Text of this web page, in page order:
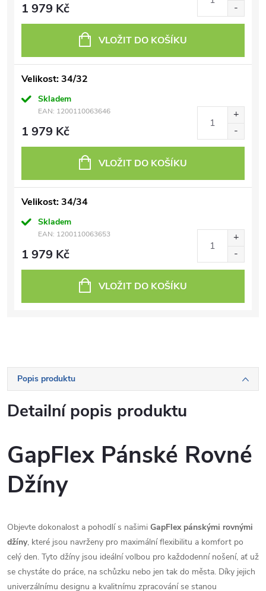
1 979 Kč
VLOŽIT DO KOŠÍKU
Velikost: 34/32
Skladem
EAN: 1200110063646
1 979 Kč
VLOŽIT DO KOŠÍKU
Velikost: 34/34
Skladem
EAN: 1200110063653
1 979 Kč
VLOŽIT DO KOŠÍKU
Popis produktu
Detailní popis produktu
GapFlex Pánské Rovné
Džíny
Objevte dokonalost a pohodlí s našimi GapFlex pánskými rovnými
džíny, které jsou navrženy pro maximální flexibilitu a komfort po
celý den. Tyto džíny jsou ideální volbou pro každodenní nošení, ať už
se chystáte do práce, na schůzku nebo jen tak do města. Díky jejich
univerzálnímu designu a kvalitnímu zpracování se stanou